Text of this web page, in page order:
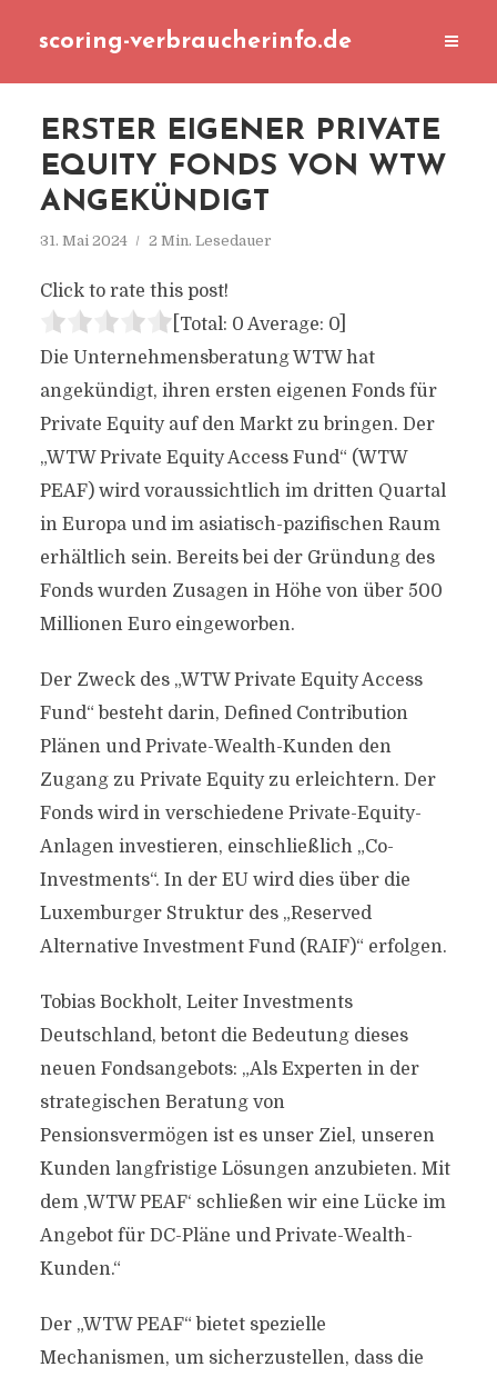
scoring-verbraucherinfo.de
ERSTER EIGENER PRIVATE
EQUITY FONDS VON WTW
ANGEKÜNDIGT
31. Mai 2024 2 Min. Lesedauer
Click to rate this post!
[Total: 0 Average: 0]
Die Unternehmensberatung WTW hat
angekündigt, ihren ersten eigenen Fonds für
Private Equity auf den Markt zu bringen. Der
„WTW Private Equity Access Fund“ (WTW
PEAF) wird voraussichtlich im dritten Quartal
in Europa und im asiatisch-pazifischen Raum
erhältlich sein. Bereits bei der Gründung des
Fonds wurden Zusagen in Höhe von über 500
Millionen Euro eingeworben.
Der Zweck des „WTW Private Equity Access
Fund“ besteht darin, Defined Contribution
Plänen und Private-Wealth-Kunden den
Zugang zu Private Equity zu erleichtern. Der
Fonds wird in verschiedene Private-Equity-
Anlagen investieren, einschließlich „Co-
Investments“. In der EU wird dies über die
Luxemburger Struktur des „Reserved
Alternative Investment Fund (RAIF)“ erfolgen.
Tobias Bockholt, Leiter Investments
Deutschland, betont die Bedeutung dieses
neuen Fondsangebots: „Als Experten in der
strategischen Beratung von
Pensionsvermögen ist es unser Ziel, unseren
Kunden langfristige Lösungen anzubieten. Mit
dem ‚WTW PEAF‘ schließen wir eine Lücke im
Angebot für DC-Pläne und Private-Wealth-
Kunden.“
Der „WTW PEAF“ bietet spezielle
Mechanismen, um sicherzustellen, dass die